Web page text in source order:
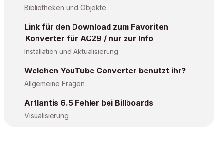
Bibliotheken und Objekte
Link für den Download zum Favoriten
Konverter für AC29 / nur zur Info
Installation und Aktualisierung
Welchen YouTube Converter benutzt ihr?
Allgemeine Fragen
Artlantis 6.5 Fehler bei Billboards
Visualisierung